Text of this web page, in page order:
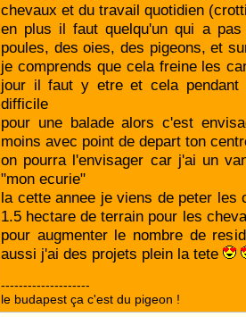
chevaux et du travail quotidien
en plus il faut quelqu'un qui a
poules, des oies, des pigeons, et
je comprends que cela freine les
jour il faut y etre et cela
difficile
pour une balade alors c'est
moins avec point de depart ton
on pourra l'envisager car j'ai un
"mon ecurie"
la cette annee je viens de peter les
1.5 hectare de terrain pour les
pour augmenter le nombre de
aussi j'ai des projets plein la tete
--------------------
le budapest ça c'est du pigeon !